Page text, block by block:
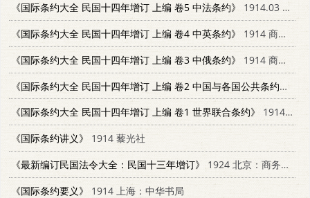
《国际条约大全 民国十四年增订 上编 卷5 中法条约》
1914.03 北京市：商务印书馆
《国际条约大全 民国十四年增订 上编 卷4 中英条约》
1914 商务印书馆
《国际条约大全 民国十四年增订 上编 卷3 中俄条约》
1914 商务印书馆
《国际条约大全 民国十四年增订 上编 卷2 中国与各国公共条约》
《国际条约大全 民国十四年增订 上编 卷1 世界联合条约》
1914 商务印书馆
《国际条约讲义》
1914 藜光社
《最新编订民国法令大全：民国十三年增订》
1924 北京：商务印书馆
《国际条约要义》
1914 上海：中华书局